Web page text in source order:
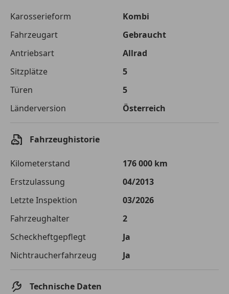
Kreditbetrag
€ 10 390,-
Zu zahlender
Gesamtbetrag
€ 16 507,-
Einberechnete Gebühren
€ 0,-
Effektivzinsatz
10,52 %
Sollzinssatz
9,99 %
Monatliche Rate
typischerweise Kredite vergeben. Der Sollzinssatz ist
Gültig für Neukunden bei Online-Abschluss. Erfüllung banküblicher
Bonitätskriterien vorausgesetzt.
Jetzt berechnen
Karosserieform
Kombi
Fahrzeugart
Gebraucht
Antriebsart
Allrad
Sitzplätze
5
Türen
5
Länderversion
Österreich
Fahrzeughistorie
Kilometerstand
176 000 km
Erstzulassung
04/2013
Letzte Inspektion
03/2026
Fahrzeughalter
2
Scheckheftgepflegt
Ja
Nichtraucherfahrzeug
Ja
Technische Daten